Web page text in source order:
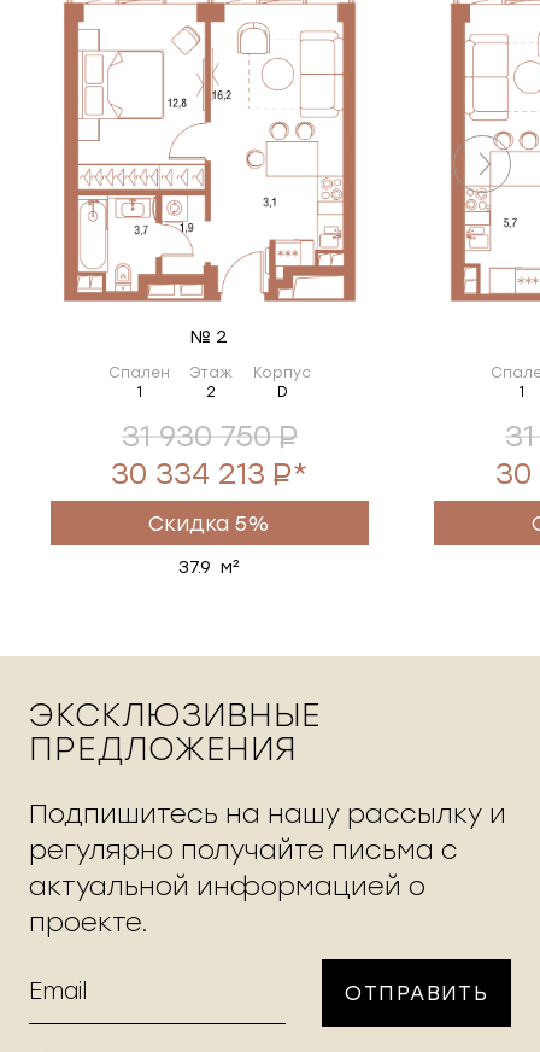
№ 2
Спален
1
Этаж
2
Корпус
D
31 930 750
30 334 213
*
Скидка 5%
37.9 м²
1
30
ЭКСКЛЮЗИВНЫЕ
ПРЕДЛОЖЕНИЯ
Подпишитесь на нашу рассылку и
регулярно получайте письма с
актуальной информацией о
проекте.
ОТПРАВИТЬ